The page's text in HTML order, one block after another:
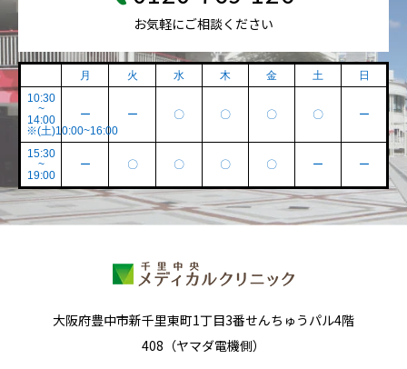
お気軽にご相談ください
月 火 水 木 金 土
日
10:30
~
14:00
※(土)10:00~16:00
ー ー 〇 〇 〇 〇 ー
15:30
~
19:00
ー 〇 〇 〇 〇 ー ー
大阪府豊中市新千里東町1丁目3番せんちゅうパル4階
408（ヤマダ電機側）